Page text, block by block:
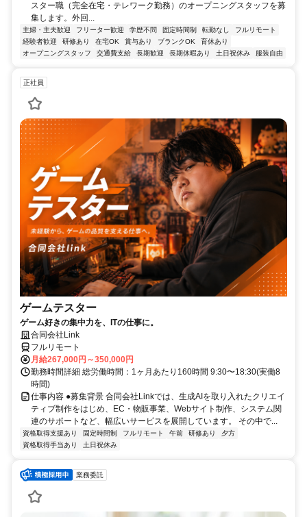
スター職（完全在宅・テレワーク勤務）のオープニングスタッフを募
集します。外回...
主婦・主夫歓迎 フリーター歓迎 学歴不問 固定時間制 転勤なし
フルリモート
経験者歓迎
研修あり 在宅OK 賞与あり ブランクOK
育休あり
オープニングスタッフ
交通費支給 長期歓迎 長期休暇あり 土日祝休み 服装自由
正社員
ゲームテスター
ゲーム好きの集中力を、ITの仕事に。
合同会社Link
フルリモート
月給267,000円～350,000円
勤務時間詳細 総労働時間：1ヶ月あたり160時間 9:30〜18:30(実働8
時間)
仕事内容 ●募集背景 合同会社Linkでは、生成AIを取り入れたクリエイ
ティブ制作をはじめ、EC・物販事業、Webサイト制作、システム関
連のサポートなど、幅広いサービスを展開しています。 その中で...
資格取得支援あり 固定時間制 フルリモート 午前 研修あり
夕方
資格取得手当あり
土日祝休み
業務委託